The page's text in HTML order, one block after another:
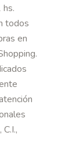
todos
en